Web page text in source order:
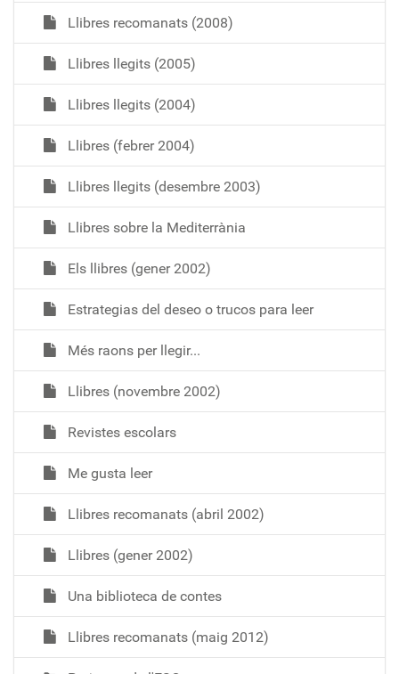
Llibres recomanats (2008)
Llibres llegits (2005)
Llibres llegits (2004)
Llibres (febrer 2004)
Llibres llegits (desembre 2003)
Llibres sobre la Mediterrània
Els llibres (gener 2002)
Estrategias del deseo o trucos para leer
Més raons per llegir...
Llibres (novembre 2002)
Revistes escolars
Me gusta leer
Llibres recomanats (abril 2002)
Llibres (gener 2002)
Una biblioteca de contes
Llibres recomanats (maig 2012)